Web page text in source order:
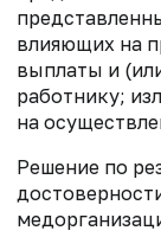
влияющих на
выплаты и
работнику;
на
Решение по